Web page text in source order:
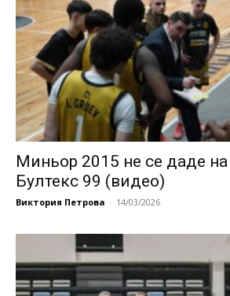
Миньор 2015 не се даде
Бултекс 99 (видео)
Виктория Петрова - 14/03/2026